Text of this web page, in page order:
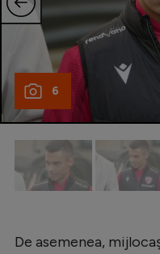
Formula 1
Auto
Ciclism
Alte
JO 2026
6
De asemenea,